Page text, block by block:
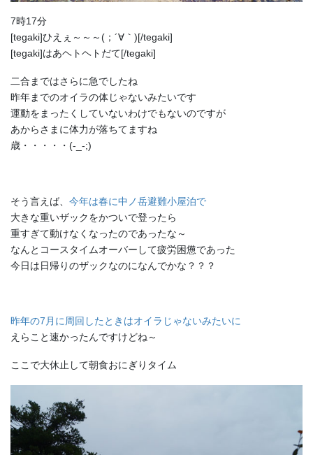
7時17分
[tegaki]ひえぇ～～～(；´∀｀)[/tegaki]
[tegaki]はあヘトヘトだて[/tegaki]
二合まではさらに急でしたね
昨年までのオイラの体じゃないみたいです
運動をまったくしていないわけでもないのですが
あからさまに体力が落ちてますね
歳・・・・・(-_-;)
そう言えば、 今年は春に中ノ岳避難小屋泊で
大きな重いザックをかついで登ったら
重すぎて動けなくなったのであったな～
なんとコースタイムオーバーして疲労困憊であった
今日は日帰りのザックなのになんでかな？？？
昨年の7月に周回したときはオイラじゃないみたいに
えらこと速かったんですけどね～
ここで大休止して朝食おにぎりタイム